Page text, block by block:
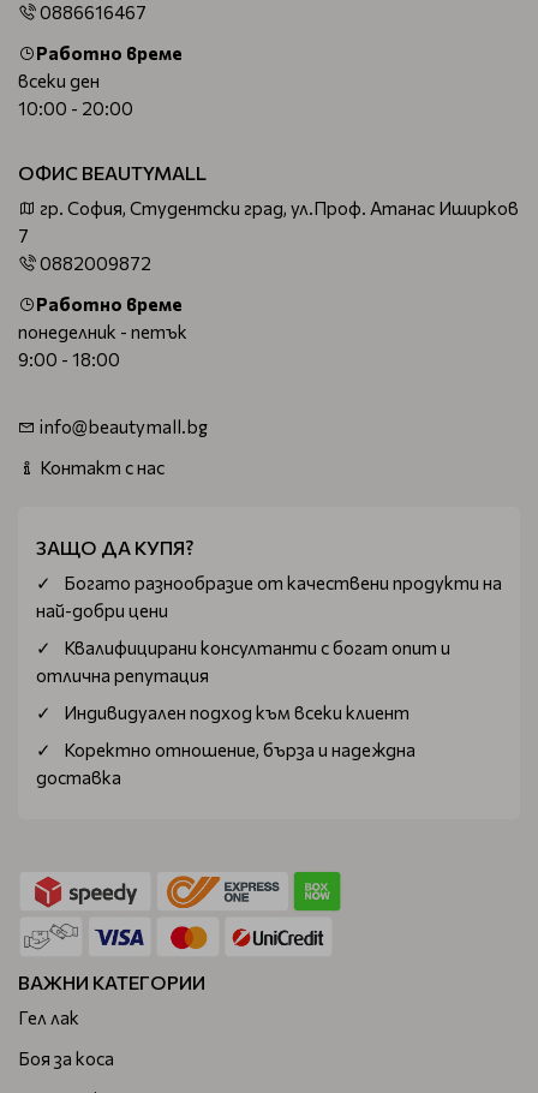
0886616467
Работно време
всеки ден
10:00 - 20:00
ОФИС BEAUTYMALL
гр. София, Студентски град, ул.Проф. Атанас Иширков
7
0882009872
Работно време
понеделник - петък
9:00 - 18:00
info@beautymall.bg
Контакт с нас
ЗАЩО ДА КУПЯ?
Богатo разнообразие от качествени продукти на
най-добри цени
Квалифицирани консултанти с богат опит и
отлична репутация
Индивидуален подход към всеки клиент
Коректно отношение, бърза и надеждна
доставка
ВАЖНИ КАТЕГОРИИ
Гел лак
Боя за коса